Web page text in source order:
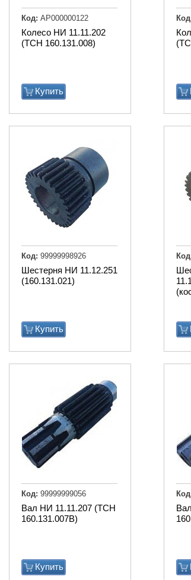
Колесо НИ 11.11.202
(ТСН 160.131.008)
Купить
Код: АР000000122
Шестерня НИ 11.12.251
(160.131.021)
Купить
Код: 99999998926
Вал НИ 11.11.207 (ТСН
160.131.007В)
Купить
Код: 99999999056